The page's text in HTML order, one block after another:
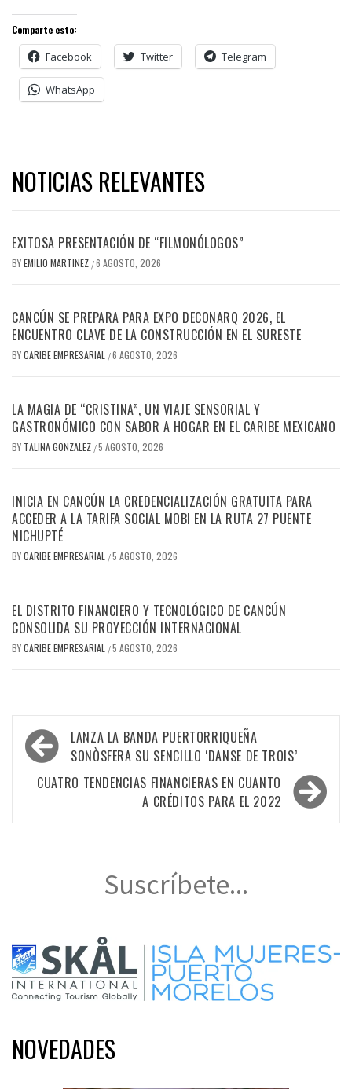
Comparte esto:
Facebook Twitter Telegram
WhatsApp
NOTICIAS RELEVANTES
EXITOSA PRESENTACIÓN DE “FILMONÓLOGOS”
BYEMILIO MARTINEZ /6 AGOSTO, 2026
CANCÚN SE PREPARA PARA EXPO DECONARQ 2026, EL
ENCUENTRO CLAVE DE LA CONSTRUCCIÓN EN EL SURESTE
BYCARIBE EMPRESARIAL /6 AGOSTO, 2026
LA MAGIA DE “CRISTINA”, UN VIAJE SENSORIAL Y
GASTRONÓMICO CON SABOR A HOGAR EN EL CARIBE MEXICANO
BY TALINA GONZALEZ /5 AGOSTO, 2026
INICIA EN CANCÚN LA CREDENCIALIZACIÓN GRATUITA PARA
ACCEDER A LA TARIFA SOCIAL MOBI EN LA RUTA 27 PUENTE
NICHUPTÉ
BYCARIBE EMPRESARIAL /5 AGOSTO, 2026
EL DISTRITO FINANCIERO Y TECNOLÓGICO DE CANCÚN
CONSOLIDA SU PROYECCIÓN INTERNACIONAL
BYCARIBE EMPRESARIAL /5 AGOSTO, 2026
Navegación
de
entradas
LANZA LA BANDA PUERTORRIQUEÑA
SONÒSFERA SU SENCILLO ‘DANSE DE TROIS’
CUATRO TENDENCIAS FINANCIERAS EN CUANTO
A CRÉDITOS PARA EL 2022
Suscríbete...
NOVEDADES